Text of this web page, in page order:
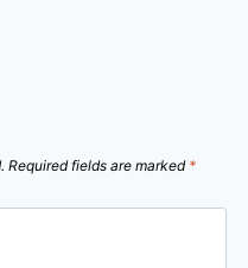
Required fields are marked *